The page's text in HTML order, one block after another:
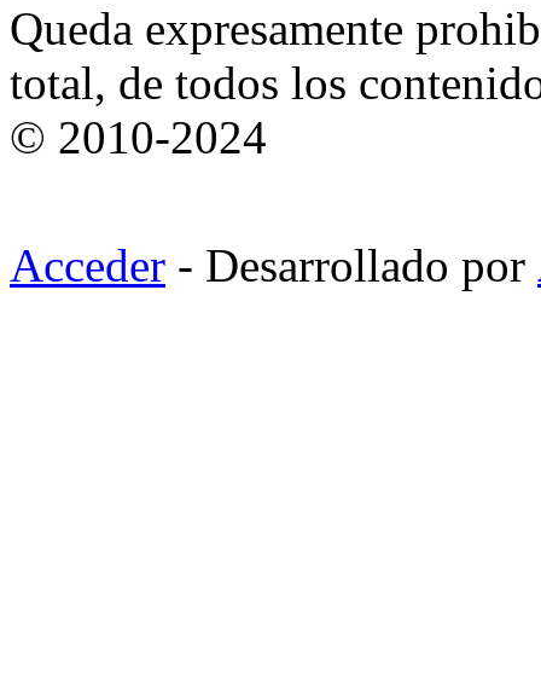
Queda expresamente
total, de todos los
© 2010-2024
Acceder - Desarrollado por